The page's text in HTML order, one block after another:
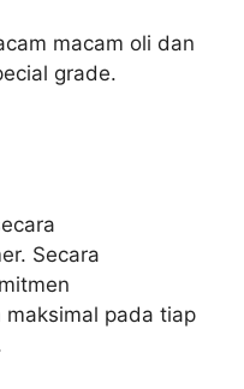
macam oli dan
grade.
Secara
maksimal pada tiap